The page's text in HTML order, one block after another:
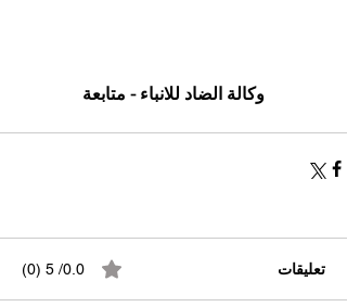
وكالة الضاد للانباء - متابعة
تعليقات 0.0/ 5 (0)